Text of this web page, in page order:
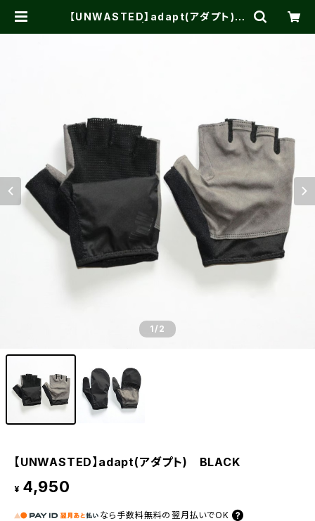
【UNWASTED】adapt(アダプト)
1/2
【UNWASTED】adapt(アダプト) BLACK
¥ 4,950
なら 手数料無料の 翌月払いでOK